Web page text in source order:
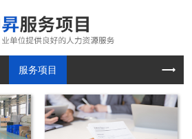
服务项目